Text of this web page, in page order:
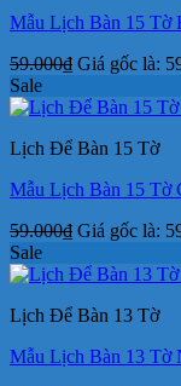
Mẫu Lịch Bàn 15 Tờ
59.000₫ Giá gốc là:
Sale
Lịch Để Bàn 15 Tờ
Mẫu Lịch Bàn 15 Tờ
59.000₫ Giá gốc là:
Sale
Lịch Để Bàn 13 Tờ
Mẫu Lịch Bàn 13 Tờ